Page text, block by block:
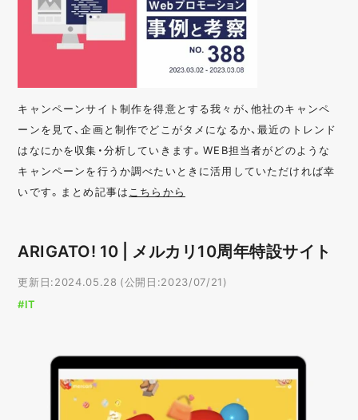
キャンペーンサイト制作を得意とする我々が、他社のキャンペ
ーンを見て、企画と制作でどこがタメになるか、最近のトレンド
はなにかを収集・分析していきます。WEB担当者がどのような
キャンペーンを行うか調べたいときに活用していただければ幸
いです。まとめ記事はこちらから
ARIGATO! 10 | メルカリ10周年特設サイト
更新日:2024.05.28 (公開日:2023/07/21)
#IT